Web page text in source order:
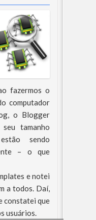
fazermos o
computador
o Blogger
tamanho
sendo
– o que
e notei
a todos. Daí,
constatei que
usuários.